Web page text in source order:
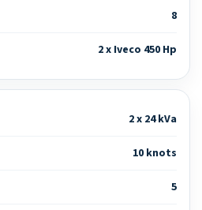
8
2 x Iveco 450 Hp
2 x 24 kVa
10 knots
5